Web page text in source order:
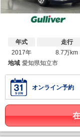
年式
2017年
走行
8.7万km
地域 愛知県知立市
オンライン予約